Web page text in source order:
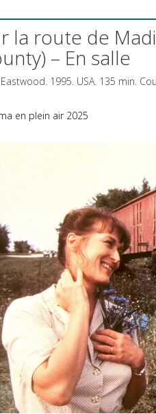
la route de
– En salle
1995. USA. 135 min.
en plein air 2025